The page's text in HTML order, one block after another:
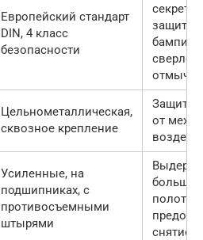
Европейский стандарт
DIN, 4 класс
безопасности
защита
Цельнометаллическая,
сквозное крепление
Защита
от
Усиленные, на
подшипниках, с
противосъемными
штырями
полотна,
снятие